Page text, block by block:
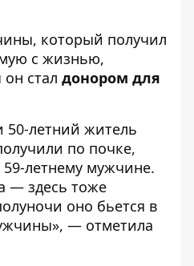
который получил
с жизнью,
стал донором для
50-летний житель
по почке,
летнему мужчине.
— здесь тоже
оно бьется в
— отметила